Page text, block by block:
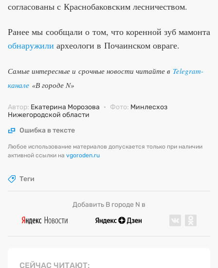
согласованы с Краснобаковским лесничеством.
Ранее мы сообщали о том, что коренной зуб мамонта
обнаружили археологи в Почаинском овраге.
Самые интересные и срочные новости читайте в Telegram-
канале «В городе N»
Автор: Екатерина Морозова · Фото: Минлесхоз
Нижегородской области
Ошибка в тексте
Любое использование материалов допускается только при наличии
активной ссылки на vgoroden.ru
Теги
Добавить В городе N в
СЕЙЧАС ЧИТАЮТ